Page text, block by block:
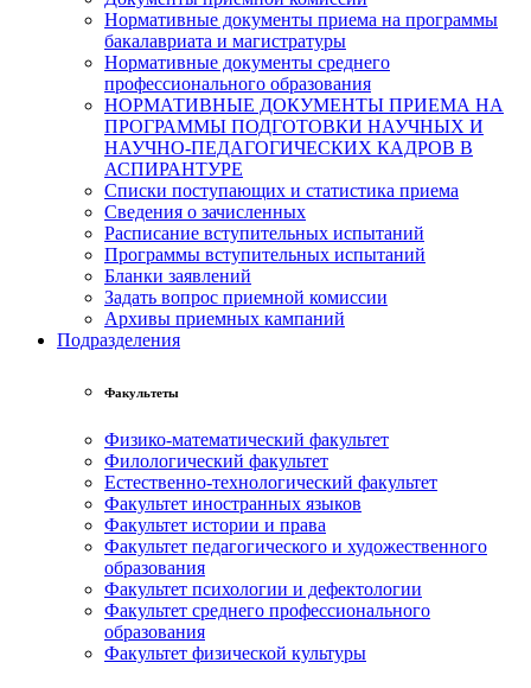
Нормативные документы приема на программы
бакалавриата и магистратуры
Нормативные документы среднего
профессионального образования
НОРМАТИВНЫЕ ДОКУМЕНТЫ ПРИЕМА НА
ПРОГРАММЫ ПОДГОТОВКИ НАУЧНЫХ И
НАУЧНО-ПЕДАГОГИЧЕСКИХ КАДРОВ В
АСПИРАНТУРЕ
Списки поступающих и статистика приема
Сведения о зачисленных
Расписание вступительных испытаний
Программы вступительных испытаний
Бланки заявлений
Задать вопрос приемной комиссии
Архивы приемных кампаний
Подразделения
Факультеты
Физико-математический факультет
Филологический факультет
Естественно-технологический факультет
Факультет иностранных языков
Факультет истории и права
Факультет педагогического и художественного
образования
Факультет психологии и дефектологии
Факультет среднего профессионального
образования
Факультет физической культуры